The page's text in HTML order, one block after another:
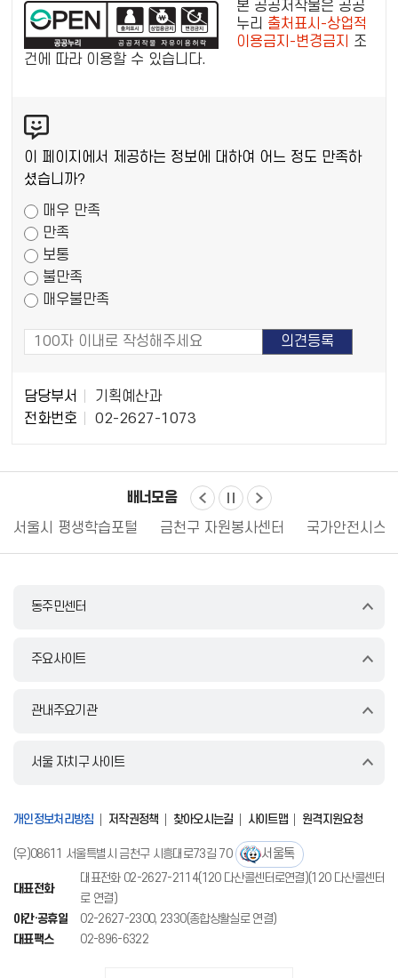
리
공
저
작
물
본 공공저작물은 공공
누리 출처표시-상업적
이용금지-변경금지
조
건에 따라 이용할 수 있습니다.
텐
츠
만
도
조
사
이 페이지에서 제공하는 정보에 대하여 어느 정도 만족하
셨습니까?
매우 만족
만족
보통
불만족
매우불만족
당
자
보
담당부서
기획예산과
전화번호
02-2627-1073
배너모음
서울시 평생학습포털
금천구 자원봉사센터 국가안전시스
동주민센터
주요사이트
관내주요기관
서울 자치구 사이트
개인정보처리방침 저작권정책 찾아오시는길 사이트맵 원격지원요청
(우)08611 서울특별시 금천구 시흥대로73길 70 서울톡
대표전화
대표전화 02-2627-2114(120 다산콜센터로연결)(120 다산콜센터
로 연결)
야간·공휴일
02-2627-2300, 2330(종합상활실로 연결)
대표팩스
02-896-6322